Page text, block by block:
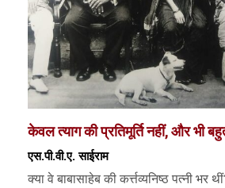
केवल त्याग की प्रतिमूर्ति नहीं, और भी
एस.पी.वी.ए. साईराम
क्या वे बाबासाहेब की कर्त्तव्यनिष्ठ पत्नी